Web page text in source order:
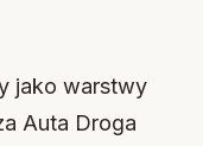
jako warstwy
Auta Droga